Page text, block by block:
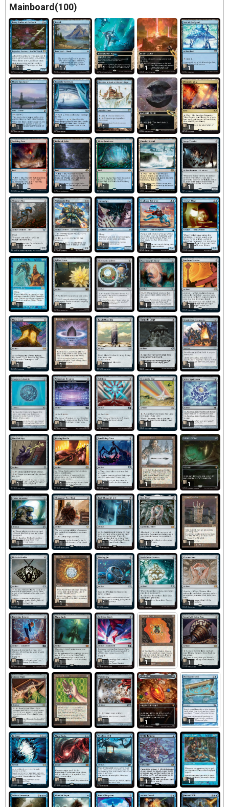
Mainboard(100)
1 17 1 1 1
1 1 1 1 1
1 1 1 1 1
1 1 1 1 1
1 1 1 1 1
1 1 1 1 1
1 1 1 1 1
1 1 1 1 1
1 1 1 1 1
1 1 1 1 1
1 1 1 1 1
1 1 1 1 1
1 1 1 1 1